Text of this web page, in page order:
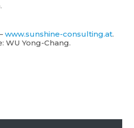
www.sunshine-consulting.at.
WU Yong-Chang.